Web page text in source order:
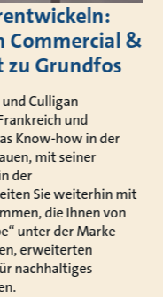
Commercial &
Grundfos
Culligan
und
Know-how in der
mit seiner
der
Sie weiterhin mit
die Ihnen von
unter der Marke
erweiterten
nachhaltiges